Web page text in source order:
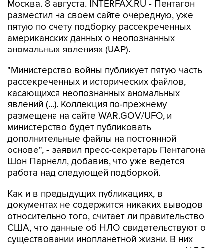
пятую по счету подборку рассекреченных
американских данных о неопознанных
аномальных явлениях (UAP).
"Министерство войны публикует пятую часть
касающихся неопознанных аномальных
явлений (...). Коллекция по-прежнему
размещена на сайте WAR.GOV/UFO, и
министерство будет публиковать
дополнительные файлы на постоянной
основе", - заявил пресс-секретарь Пентагона
Шон Парнелл, добавив, что уже ведется
работа над следующей подборкой.
Как и в предыдущих публикациях, в
относительно того, считает ли правительство
США, что данные об НЛО свидетельствуют о
существовании инопланетной жизни. В них
также не указывается, представляют ли НЛО
угрозу национальной безопасности США.